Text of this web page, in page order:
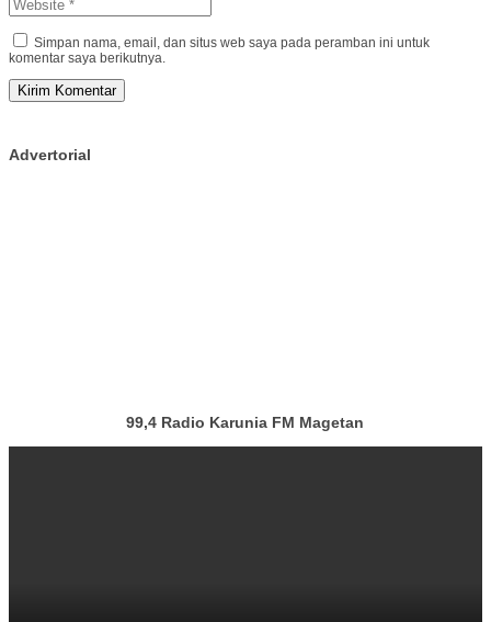
Simpan nama, email, dan situs web saya pada peramban ini untuk
komentar saya berikutnya.
Advertorial
99,4 Radio Karunia FM Magetan